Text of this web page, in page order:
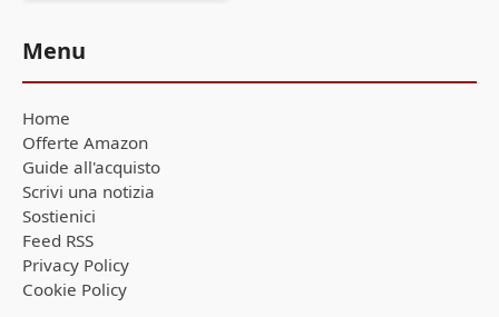
Menu
Home
Offerte Amazon
Guide all'acquisto
Scrivi una notizia
Sostienici
Feed RSS
Privacy Policy
Cookie Policy